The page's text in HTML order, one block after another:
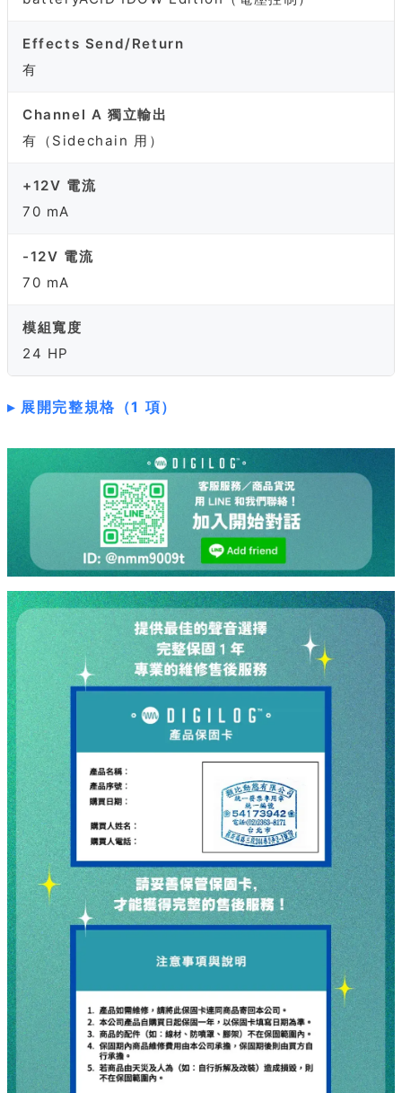
Effects Send/Return
有
Channel A 獨立輸出
有（Sidechain 用）
+12V 電流
70 mA
-12V 電流
70 mA
模組寬度
24 HP
展開完整規格（1 項）